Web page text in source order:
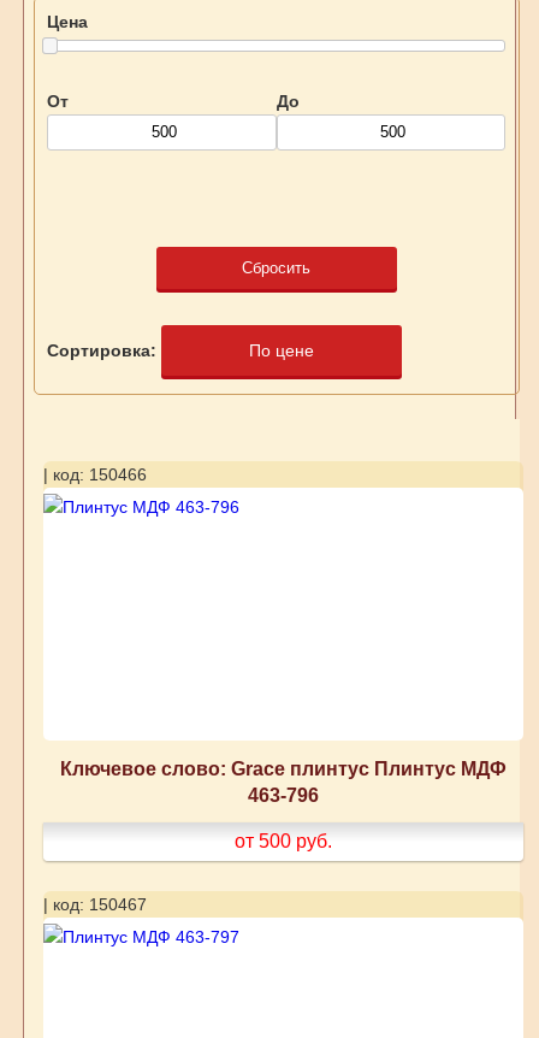
Цена
От До
Сбросить
Сортировка: По цене
| код: 150466
Ключевое слово: Grace плинтус Плинтус МДФ
463-796
от 500 руб.
| код: 150467